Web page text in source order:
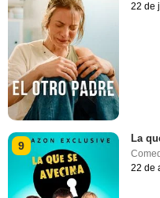
22 de
9
La
22 de